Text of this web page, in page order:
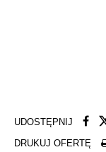
UDOSTĘPNIJ
DRUKUJ OFERTĘ